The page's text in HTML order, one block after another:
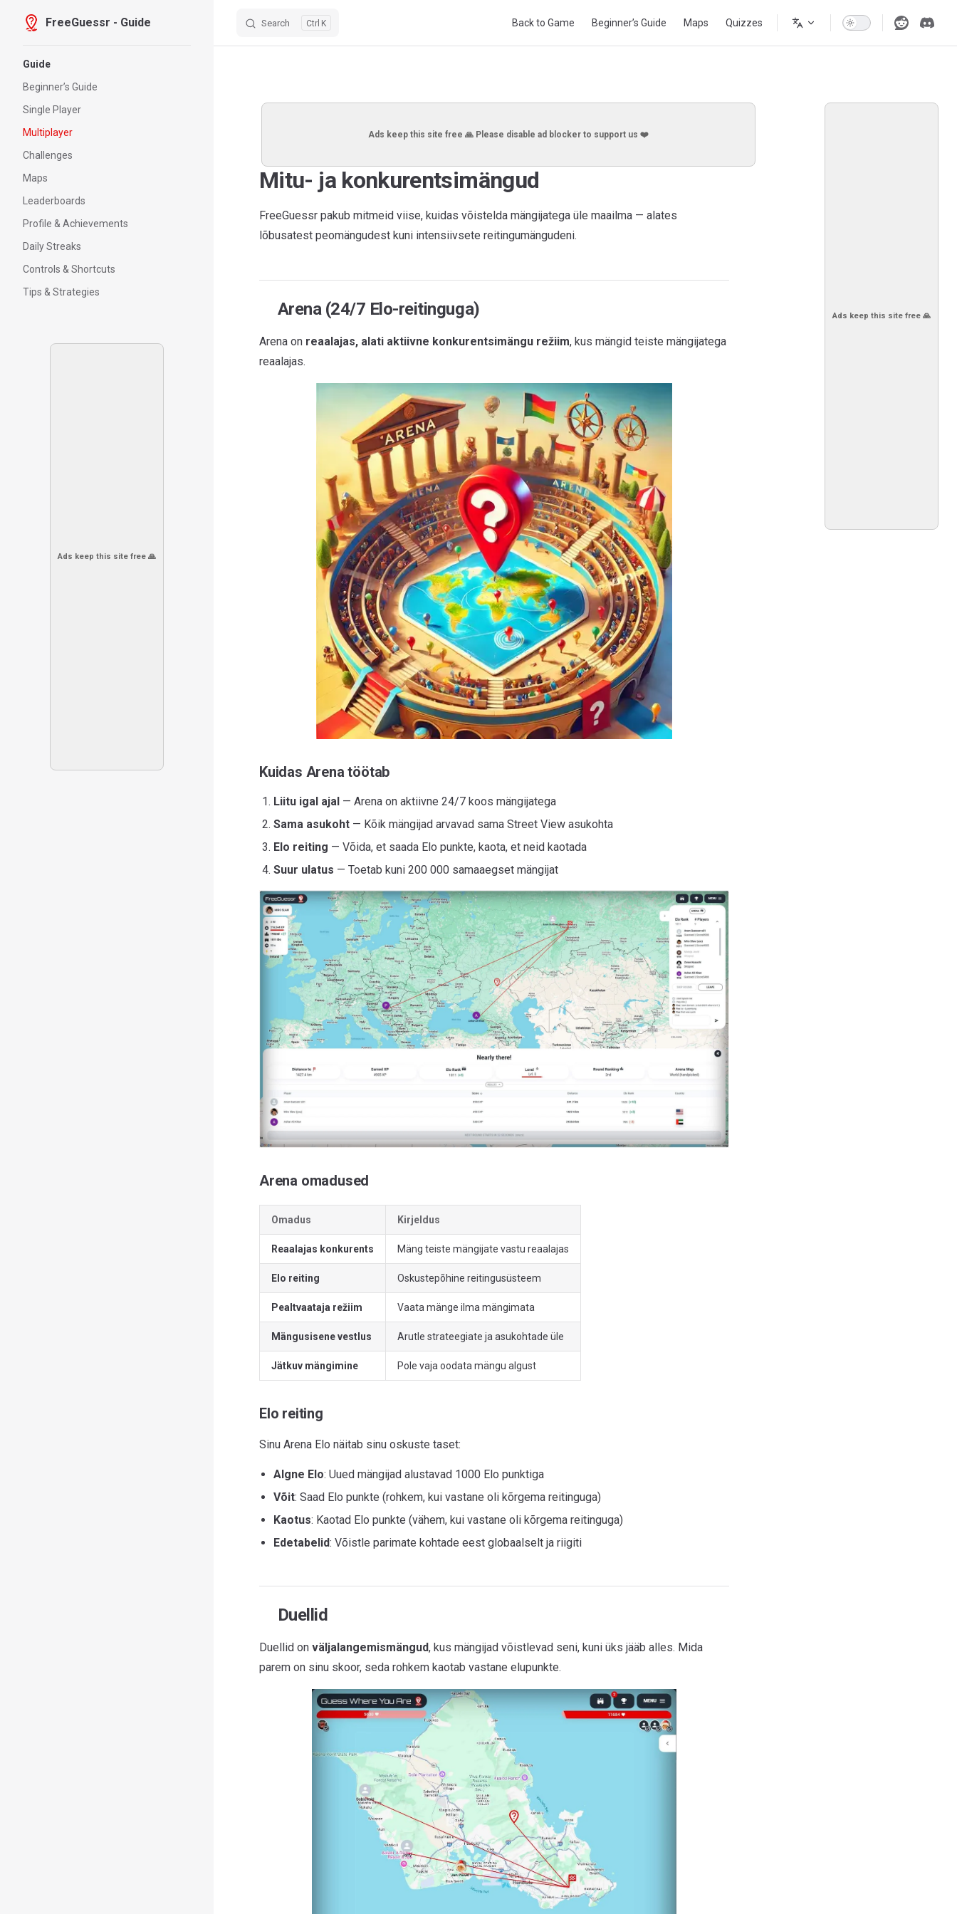
Skip to content
FreeGuessr - Guide Search K Back to Game Beginner’s Guide Maps Quizzes
Guide
Beginner’s Guide
Single Player
Multiplayer
Challenges
Maps
Leaderboards
Profile & Achievements
Daily Streaks
Controls & Shortcuts
Tips & Strategies
Ads keep this site free 🙏
Ads keep this site free 🙏
Ads keep this site free 🙏 Please disable ad blocker to support us ❤️
Mitu- ja konkurentsimängud
FreeGuessr pakub mitmeid viise, kuidas võistelda mängijatega üle maailma — alates
lõbusatest peomängudest kuni intensiivsete reitingumängudeni.
Arena (24/7 Elo-reitinguga)
Arena on reaalajas, alati aktiivne konkurentsimängu režiim, kus mängid teiste mängijatega
reaalajas.
Kuidas Arena töötab
Liitu igal ajal — Arena on aktiivne 24/7 koos mängijatega
Sama asukoht — Kõik mängijad arvavad sama Street View asukohta
Elo reiting — Võida, et saada Elo punkte, kaota, et neid kaotada
Suur ulatus — Toetab kuni 200 000 samaaegset mängijat
Arena omadused
Omadus Kirjeldus
Reaalajas konkurents Mäng teiste mängijate vastu reaalajas
Elo reiting Oskustepõhine reitingusüsteem
Pealtvaataja režiim Vaata mänge ilma mängimata
Mängusisene vestlus Arutle strateegiate ja asukohtade üle
Jätkuv mängimine Pole vaja oodata mängu algust
Elo reiting
Sinu Arena Elo näitab sinu oskuste taset:
Algne Elo: Uued mängijad alustavad 1000 Elo punktiga
Võit: Saad Elo punkte (rohkem, kui vastane oli kõrgema reitinguga)
Kaotus: Kaotad Elo punkte (vähem, kui vastane oli kõrgema reitinguga)
Edetabelid: Võistle parimate kohtade eest globaalselt ja riigiti
Duellid
Duellid on väljalangemismängud, kus mängijad võistlevad seni, kuni üks jääb alles. Mida
parem on sinu skoor, seda rohkem kaotab vastane elupunkte.